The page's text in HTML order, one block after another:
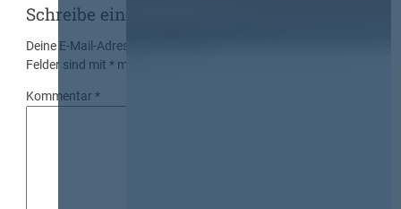
Schreibe einen Kommentar
Deine E-Mail-Adresse wird nicht veröffentlicht.
Felder sind mit* markiert
Kommentar*